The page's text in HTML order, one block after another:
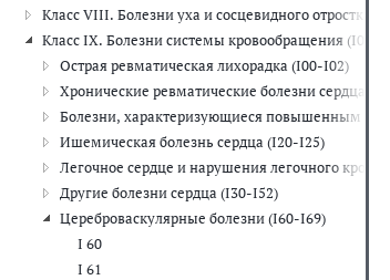
Класс VIII. Болезни уха и сосцевидного отростка
Класс IX. Болезни системы кровообращения (I00-
Острая ревматическая лихорадка (I00-I02)
Хронические ревматические болезни сердца
Болезни, характеризующиеся повышенным
Ишемическая болезнь сердца (I20-I25)
Легочное сердце и нарушения легочного
Другие болезни сердца (I30-I52)
Цереброваскулярные болезни (I60-I69)
I 60
I 61